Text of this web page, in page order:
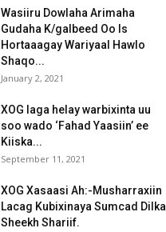
Wasiiru Dowlaha Arimaha
Gudaha K/galbeed Oo Is
Hortaaagay Wariyaal Hawlo
Shaqo...
January 2, 2021
XOG laga helay warbixinta uu
soo wado ‘Fahad Yaasiin’ ee
Kiiska...
September 11, 2021
XOG Xasaasi Ah:-Musharraxiin
Lacag Kubixinaya Sumcad Dilka
Sheekh Shariif.